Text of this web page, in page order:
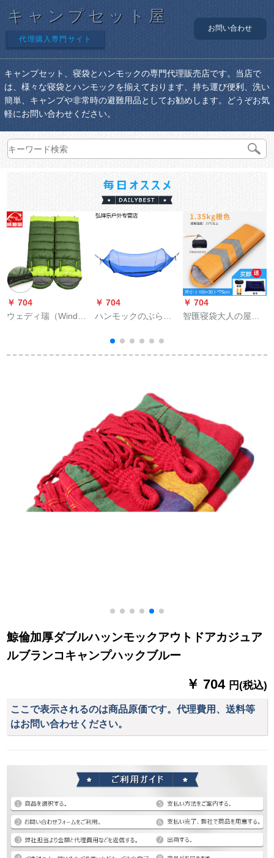
キャンプセット屋
代理購入専門サイト
お問い合わせ
キャンプセット、寝袋とハンモックの専門代理販売店です。当店で
は、様々な寝袋とハンモックを揃えております、持ち運び便利、洗い
簡単、キャンプや非常時の避難用品としてお勧めします。どうぞお気
軽にお問い合わせください。
￥ 704
ウェディ瑞（Wind
汚綿寝袋保温室内昼
￥ 704
ハンモックのぶらん
クのキャンプでハン
モクは、紐を含め
合っています。
￥ 704
智匯寝袋大人の屋外
プ旅行保温ダブル寝
鯨倫加厚ダブルハッンモックアウトドアカジュア
ルブランコキャンプハックブルー
￥ 704 円(税込)
ここで表示されるのは商品原価です。代理費用、送料等
はお問い合わせください。